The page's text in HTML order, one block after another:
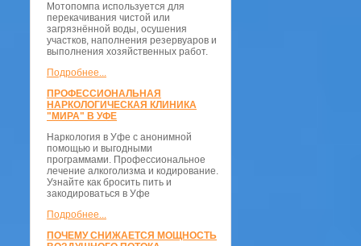
Мотопомпа используется для
перекачивания чистой или
загрязнённой воды, осушения
участков, наполнения резервуаров и
выполнения хозяйственных работ.
Подробнее...
ПРОФЕССИОНАЛЬНАЯ
НАРКОЛОГИЧЕСКАЯ КЛИНИКА
"МИРА" В УФЕ
Наркология в Уфе с анонимной
помощью и выгодными
программами. Профессиональное
лечение алкоголизма и кодирование.
Узнайте как бросить пить и
закодироваться в Уфе
Подробнее...
ПОЧЕМУ СНИЖАЕТСЯ МОЩНОСТЬ